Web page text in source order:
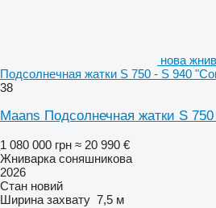
нова
Подсолнечная жатки S 750 - S 940
38
Maans Подсолнечная жатки S
1 080 000 грн ≈ 20 990 €
Жниварка соняшникова
2026
Стан новий
Ширина захвату 7,5 м